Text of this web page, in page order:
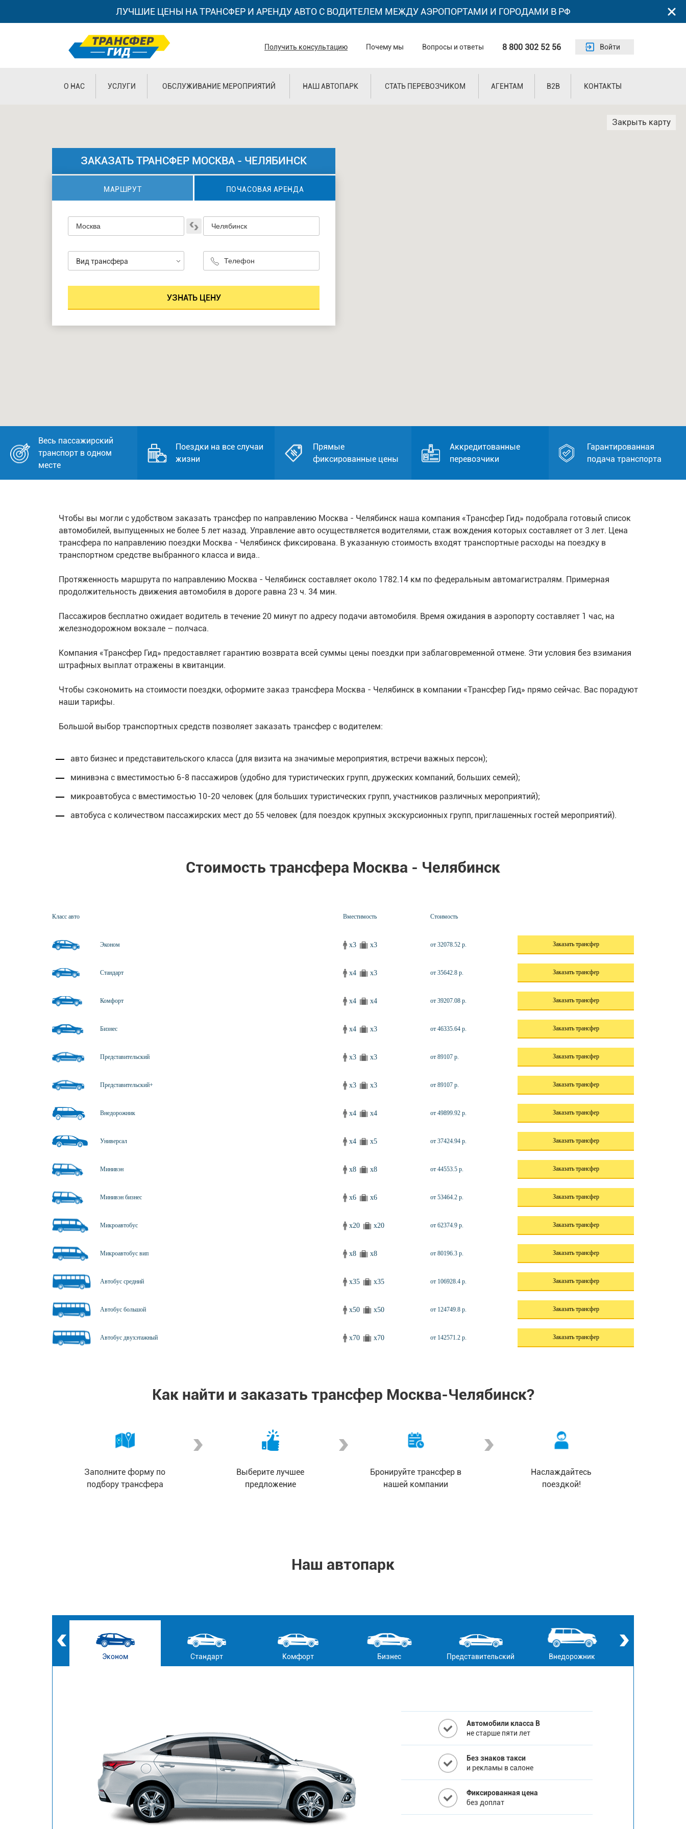
ЛУЧШИЕ ЦЕНЫ НА ТРАНСФЕР И АРЕНДУ АВТО С ВОДИТЕЛЕМ МЕЖДУ АЭРОПОРТАМИ И ГОРОДАМИ В РФ
Получить консультацию Почему мы Вопросы и ответы 8 800 302 52 56 Войти
О НАС УСЛУГИ ОБСЛУЖИВАНИЕ МЕРОПРИЯТИЙ НАШ АВТОПАРК СТАТЬ ПЕРЕВОЗЧИКОМ АГЕНТАМ B2B КОНТАКТЫ
Закрыть карту
ЗАКАЗАТЬ ТРАНСФЕР МОСКВА - ЧЕЛЯБИНСК
МАРШРУТ ПОЧАСОВАЯ АРЕНДА
Вид трансфера
Весь пассажирский
транспорт в одном
месте
Поездки на все случаи
жизни
Прямые
фиксированные цены
Аккредитованные
перевозчики
Гарантированная
подача транспорта
Чтобы вы могли с удобством заказать трансфер по направлению Москва - Челябинск наша компания «Трансфер Гид» подобрала готовый список
автомобилей, выпущенных не более 5 лет назад. Управление авто осуществляется водителями, стаж вождения которых составляет от 3 лет. Цена
трансфера по направлению поездки Москва - Челябинск фиксирована. В указанную стоимость входят транспортные расходы на поездку в
транспортном средстве выбранного класса и вида..
Протяженность маршрута по направлению Москва - Челябинск составляет около 1782.14 км по федеральным автомагистралям. Примерная
продолжительность движения автомобиля в дороге равна 23 ч. 34 мин.
Пассажиров бесплатно ожидает водитель в течение 20 минут по адресу подачи автомобиля. Время ожидания в аэропорту составляет 1 час, на
железнодорожном вокзале – полчаса.
Компания «Трансфер Гид» предоставляет гарантию возврата всей суммы цены поездки при заблаговременной отмене. Эти условия без взимания
штрафных выплат отражены в квитанции.
Чтобы сэкономить на стоимости поездки, оформите заказ трансфера Москва - Челябинск в компании «Трансфер Гид» прямо сейчас. Вас порадуют
наши тарифы.
Большой выбор транспортных средств позволяет заказать трансфер с водителем:
авто бизнес и представительского класса (для визита на значимые мероприятия, встречи важных персон);
минивэна с вместимостью 6-8 пассажиров (удобно для туристических групп, дружеских компаний, больших семей);
микроавтобуса с вместимостью 10-20 человек (для больших туристических групп, участников различных мероприятий);
автобуса с количеством пассажирских мест до 55 человек (для поездок крупных экскурсионных групп, приглашенных гостей мероприятий).
Стоимость трансфера Москва - Челябинск
Класс авто Вместимость Стоимость
Эконом x3 x3 от 32078.52 р. Заказать трансфер
Стандарт x4 x3 от 35642.8 р. Заказать трансфер
Комфорт x4 x4 от 39207.08 р. Заказать трансфер
Бизнес x4 x3 от 46335.64 р. Заказать трансфер
Представительский x3 x3 от 89107 р. Заказать трансфер
Представительский+ x3 x3 от 89107 р. Заказать трансфер
Внедорожник x4 x4 от 49899.92 р. Заказать трансфер
Универсал x4 x5 от 37424.94 р. Заказать трансфер
Минивэн x8 x8 от 44553.5 р. Заказать трансфер
Минивэн бизнес x6 x6 от 53464.2 р. Заказать трансфер
Микроавтобус x20 x20 от 62374.9 р. Заказать трансфер
Микроавтобус вип x8 x8 от 80196.3 р. Заказать трансфер
Автобус средний x35 x35 от 106928.4 р. Заказать трансфер
Автобус большой x50 x50 от 124749.8 р. Заказать трансфер
Автобус двухэтажный x70 x70 от 142571.2 р. Заказать трансфер
Как найти и заказать трансфер Москва-Челябинск?
Заполните форму по
подбору трансфера
Выберите лучшее
предложение
Бронируйте трансфер в
нашей компании
Наслаждайтесь
поездкой!
Наш автопарк
Эконом Стандарт Комфорт Бизнес Представительский Внедорожник
Автомобили класса В
не старше пяти лет
Без знаков такси
и рекламы в салоне
Фиксированная цена
без доплат